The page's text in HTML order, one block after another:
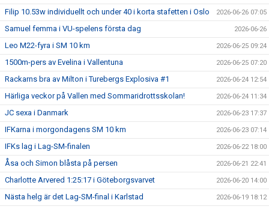
Filip 10.53w individuellt och under 40 i korta stafetten i Oslo 2026-06-26 07:05
Samuel femma i VU-spelens första dag 2026-06-26
Leo M22-fyra i SM 10 km 2026-06-25 09:24
1500m-pers av Evelina i Vallentuna 2026-06-25 07:20
Rackarns bra av Milton i Turebergs Explosiva #1 2026-06-24 12:54
Härliga veckor på Vallen med Sommaridrottsskolan! 2026-06-24 11:34
JC sexa i Danmark 2026-06-23 17:37
IFKarna i morgondagens SM 10 km 2026-06-23 07:14
IFKs lag i Lag-SM-finalen 2026-06-22 18:00
Åsa och Simon blåsta på persen 2026-06-21 22:41
Charlotte Arvered 1:25:17 i Göteborgsvarvet 2026-06-20 14:00
Nästa helg är det Lag-SM-final i Karlstad 2026-06-19 18:12